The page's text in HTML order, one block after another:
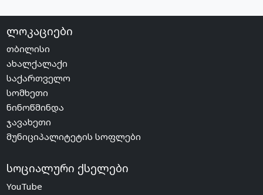
ლოკაციები
თბილისი
ახალქალაქი
საქართველო
სომხეთი
ნინოწმინდა
ჯავახეთი
მუნიციპალიტეტის სოფლები
სოციალური ქსელები
YouTube